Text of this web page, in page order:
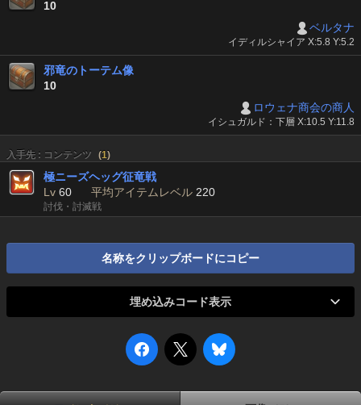
10
ベルタナ
イディルシャイア X:5.8 Y:5.2
邪竜のトーテム像
10
ロウェナ商会の商人
イシュガルド：下層 X:10.5 Y:11.8
入手先 : コンテンツ (1)
極ニーズヘッグ征竜戦
Lv 60 平均アイテムレベル 220
討伐・討滅戦
名称をクリップボードにコピー
埋め込みコード表示